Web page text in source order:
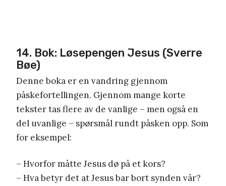
14. Bok: Løsepengen Jesus (Sverre
Bøe)
Denne boka er en vandring gjennom
påskefortellingen. Gjennom mange korte
tekster tas flere av de vanlige – men også en
del uvanlige – spørsmål rundt påsken opp. Som
for eksempel:
– Hvorfor måtte Jesus dø på et kors?
– Hva betyr det at Jesus bar bort synden vår?